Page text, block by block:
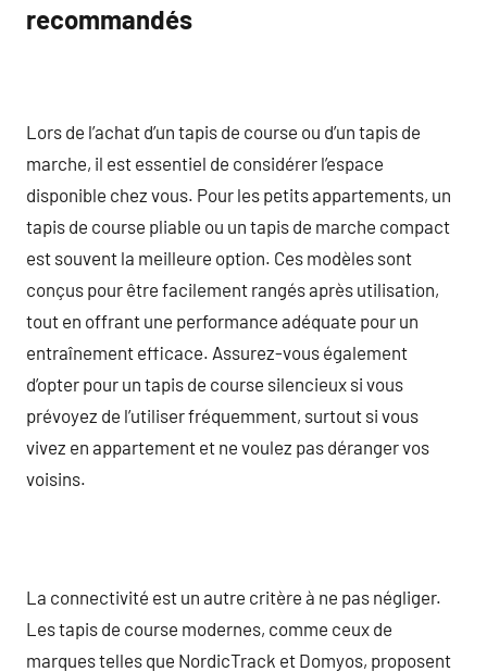
recommandés
Lors de l’achat d’un tapis de course ou d’un tapis de
marche, il est essentiel de considérer l’espace
disponible chez vous. Pour les petits appartements, un
tapis de course pliable ou un tapis de marche compact
est souvent la meilleure option. Ces modèles sont
conçus pour être facilement rangés après utilisation,
tout en offrant une performance adéquate pour un
entraînement efficace. Assurez-vous également
d’opter pour un tapis de course silencieux si vous
prévoyez de l’utiliser fréquemment, surtout si vous
vivez en appartement et ne voulez pas déranger vos
voisins.
La connectivité est un autre critère à ne pas négliger.
Les tapis de course modernes, comme ceux de
marques telles que NordicTrack et Domyos, proposent